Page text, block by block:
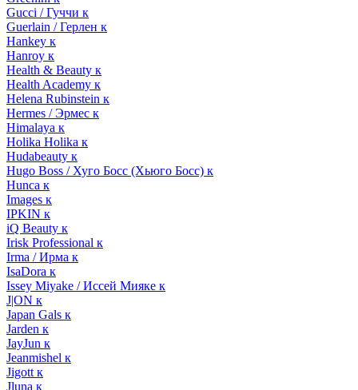
Gucci / Гуччи к
Guerlain / Герлен к
Hankey к
Hanroy к
Health & Beauty к
Health Academy к
Helena Rubinstein к
Hermes / Эрмес к
Himalaya к
Holika Holika к
Hudabeauty к
Hugo Boss / Хуго Босс (Хьюго Босс) к
Hunca к
Images к
IPKIN к
iQ Beauty к
Irisk Professional к
Irma / Ирма к
IsaDora к
Issey Miyake / Иссей Мияке к
J|ON к
Japan Gals к
Jarden к
JayJun к
Jeanmishel к
Jigott к
Jluna к